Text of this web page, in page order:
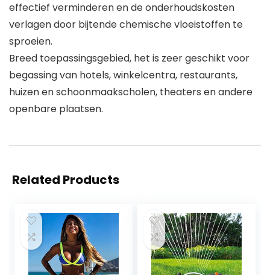
effectief verminderen en de onderhoudskosten
verlagen door bijtende chemische vloeistoffen te
sproeien.
Breed toepassingsgebied, het is zeer geschikt voor
begassing van hotels, winkelcentra, restaurants,
huizen en schoonmaakscholen, theaters en andere
openbare plaatsen.
Related Products